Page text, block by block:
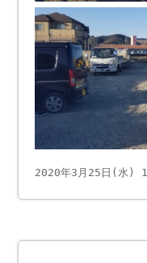
2020年3月25日(水)